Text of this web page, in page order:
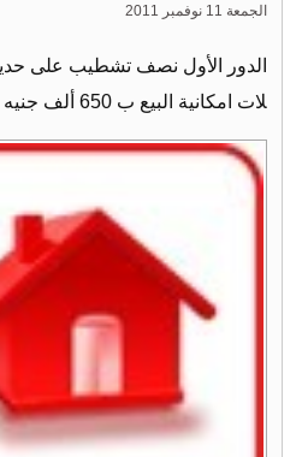
الجمعة 11 نوفمبر 2011
الدور الأول نصف تشطيب على
لات امكانية البيع ب 650 ألف جنيه مصري 50 50 على سنة